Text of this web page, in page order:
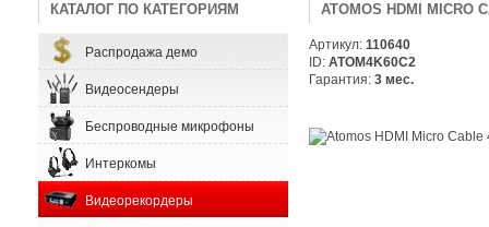
КАТАЛОГ ПО КАТЕГОРИЯМ
Распродажа демо
Видеосендеры
Беспроводные микрофоны
Интеркомы
Видеорекордеры
ATOMOS HDMI MICRO
Артикул: 110640
ID: ATOM4K60C2
Гарантия: 3 мес.